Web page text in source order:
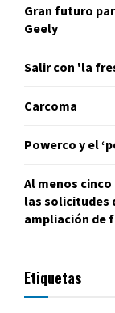
Gran futuro
Geely
Salir con 'la
Carcoma
Powerco y el
Al menos
las solicitudes
ampliación de
Etiquetas